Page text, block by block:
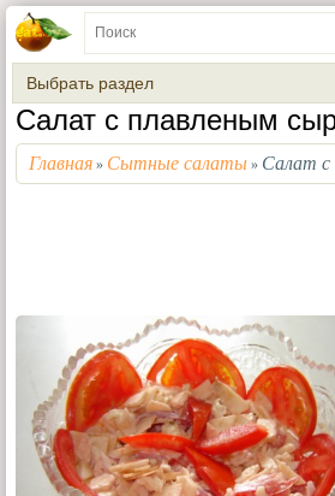
Салат с плавленым
Главная » Сытные салаты » Салат с